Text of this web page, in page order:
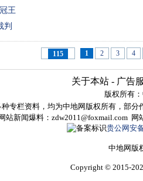
王
判
115 1 2 3 4
关于本站 - 广告
版权所有：
专栏资料，均为中地网版权所有，部
网站新闻爆料：zdw2011@foxmail.com
贵公网安
中地网版
Copyright © 2015-